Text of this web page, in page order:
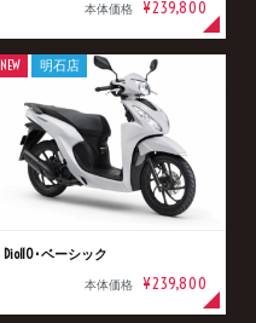
本体価格 ¥239,800
Dio110･ベーシック
本体価格 ¥239,800
NEW 明石店